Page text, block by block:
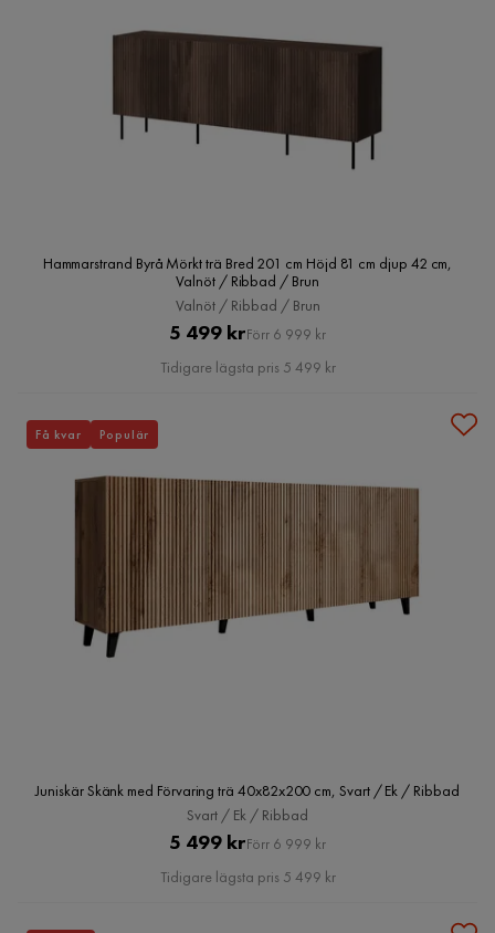
Hammarstrand Byrå Mörkt trä Bred 201 cm Höjd 81 cm djup 42 cm,
Valnöt / Ribbad / Brun
Valnöt / Ribbad / Brun
Pris
5 499 krOriginal
Pris
Förr 6 999 kr
Tidigare lägsta pris 5 499 kr
Juniskär Skänk med Förvaring trä 40x82x200 cm, Svart / Ek / Ribbad
Svart / Ek / Ribbad
Pris
5 499 krOriginal
Pris
Förr 6 999 kr
Tidigare lägsta pris 5 499 kr
Få kvar Populär